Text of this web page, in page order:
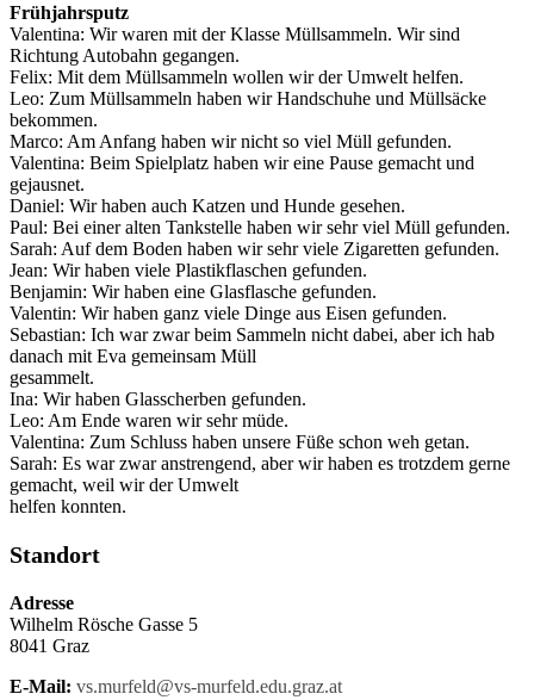
Frühjahrsputz
Valentina: Wir waren mit der Klasse Müllsammeln. Wir sind
Richtung Autobahn gegangen.
Felix: Mit dem Müllsammeln wollen wir der Umwelt helfen.
Leo: Zum Müllsammeln haben wir Handschuhe und Müllsäcke
bekommen.
Marco: Am Anfang haben wir nicht so viel Müll gefunden.
Valentina: Beim Spielplatz haben wir eine Pause gemacht und
gejausnet.
Daniel: Wir haben auch Katzen und Hunde gesehen.
Paul: Bei einer alten Tankstelle haben wir sehr viel Müll gefunden.
Sarah: Auf dem Boden haben wir sehr viele Zigaretten gefunden.
Jean: Wir haben viele Plastikflaschen gefunden.
Benjamin: Wir haben eine Glasflasche gefunden.
Valentin: Wir haben ganz viele Dinge aus Eisen gefunden.
Sebastian: Ich war zwar beim Sammeln nicht dabei, aber ich hab
danach mit Eva gemeinsam Müll
gesammelt.
Ina: Wir haben Glasscherben gefunden.
Leo: Am Ende waren wir sehr müde.
Valentina: Zum Schluss haben unsere Füße schon weh getan.
Sarah: Es war zwar anstrengend, aber wir haben es trotzdem gerne
gemacht, weil wir der Umwelt
helfen konnten.
Standort
Adresse
Wilhelm Rösche Gasse 5
8041 Graz
E-Mail: vs.murfeld@vs-murfeld.edu.graz.at